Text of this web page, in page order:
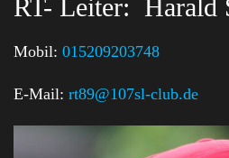
RT- Leiter: Harald
Mobil: 015209203748
E-Mail: rt89@107sl-club.de